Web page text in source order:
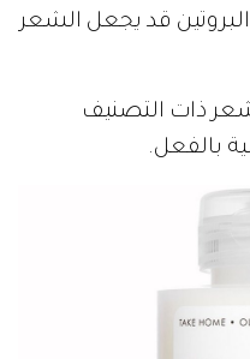
قد يجعل الشعر
ذات التصنيف
بالفعل.